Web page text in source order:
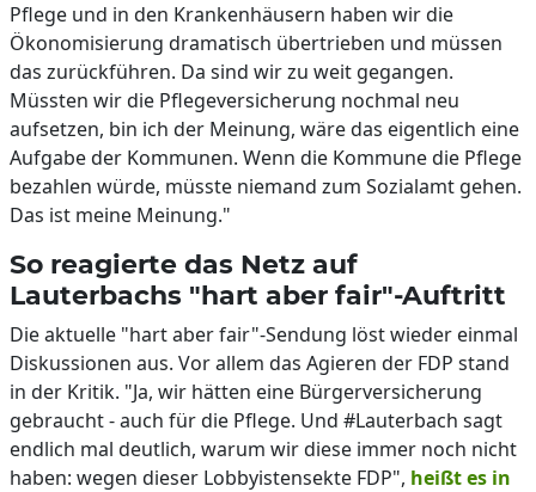
Pflege und in den Krankenhäusern haben wir die
Ökonomisierung dramatisch übertrieben und müssen
das zurückführen. Da sind wir zu weit gegangen.
Müssten wir die Pflegeversicherung nochmal neu
aufsetzen, bin ich der Meinung, wäre das eigentlich eine
Aufgabe der Kommunen. Wenn die Kommune die Pflege
bezahlen würde, müsste niemand zum Sozialamt gehen.
Das ist meine Meinung."
So reagierte das Netz auf
Lauterbachs "hart aber fair"-Auftritt
Die aktuelle "hart aber fair"-Sendung löst wieder einmal
Diskussionen aus. Vor allem das Agieren der FDP stand
in der Kritik. "Ja, wir hätten eine Bürgerversicherung
gebraucht - auch für die Pflege. Und #Lauterbach sagt
endlich mal deutlich, warum wir diese immer noch nicht
haben: wegen dieser Lobbyistensekte FDP", heißt es in